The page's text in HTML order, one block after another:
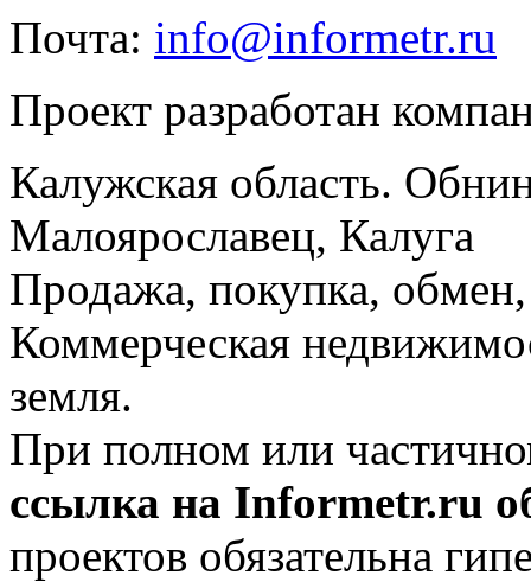
Почта: info@informetr.ru
Проект разработан
Калужская область.
Малоярославец, Калуга
Продажа, покупка, обмен,
Коммерческая
земля.
При полном или
ссылка на Informetr.ru
проектов обязательна